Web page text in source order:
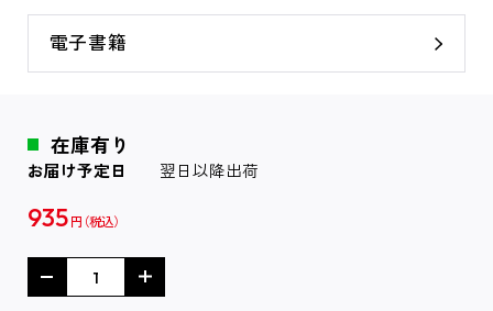
電子書籍
在庫有り
お届け予定日 翌日以降出荷
935 円